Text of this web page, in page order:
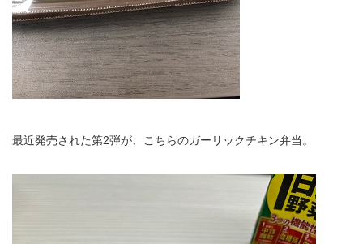
最近発売された第2弾が、こちらのガーリックチキン弁当。